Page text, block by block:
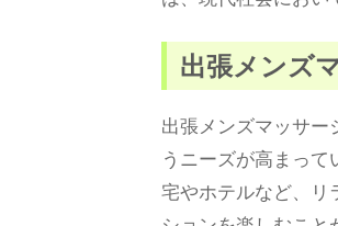
出張メンズ
出張メンズマッサ
うニーズが高まっ
宅やホテルなど、リ